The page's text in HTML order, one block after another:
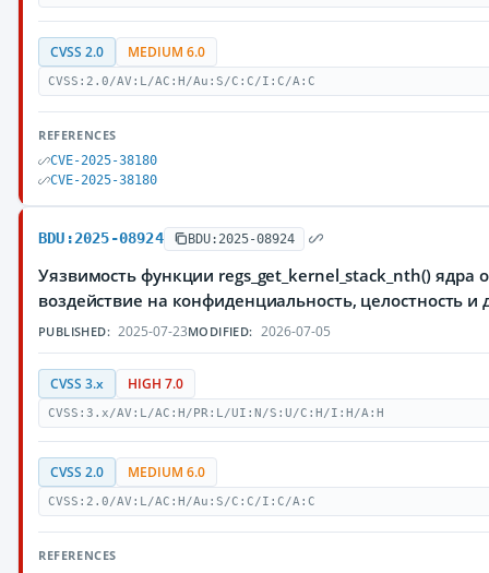
CVSS 2.0 MEDIUM 6.0
CVSS:2.0/AV:L/AC:H/Au:S/C:C/I:C/A:C
REFERENCES
CVE-2025-38180
CVE-2025-38180
BDU:2025-08924 BDU:2025-08924
Уязвимость функции regs_get_kernel_stack_nth()
воздействие на конфиденциальность, целостность
PUBLISHED: 2025-07-23MODIFIED: 2026-07-05
CVSS 3.x HIGH 7.0
CVSS:3.x/AV:L/AC:H/PR:L/UI:N/S:U/C:H/I:H/A:H
CVSS 2.0 MEDIUM 6.0
CVSS:2.0/AV:L/AC:H/Au:S/C:C/I:C/A:C
REFERENCES